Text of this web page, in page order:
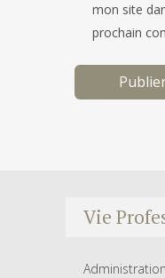
mon site
prochain
Vie
Administration